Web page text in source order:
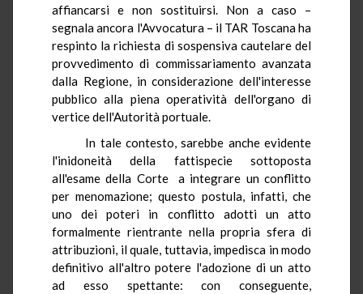
affiancarsi e non sostituirsi. Non a caso –
segnala ancora l'Avvocatura – il TAR Toscana ha
respinto la richiesta di sospensiva cautelare del
provvedimento di commissariamento avanzata
dalla Regione, in considerazione dell'interesse
pubblico alla piena operatività dell'organo di
vertice dell'Autorità portuale.
In tale contesto, sarebbe anche evidente
l'inidoneità della fattispecie sottoposta
all'esame della Corte a integrare un conflitto
per menomazione; questo postula, infatti, che
uno dei poteri in conflitto adotti un atto
formalmente rientrante nella propria sfera di
attribuzioni, il quale, tuttavia, impedisca in modo
definitivo all'altro potere l'adozione di un atto
ad esso spettante: con conseguente,